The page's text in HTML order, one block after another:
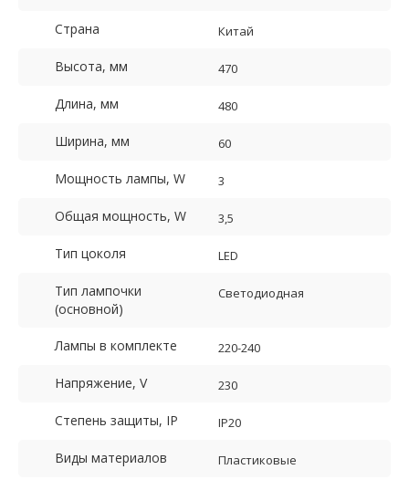
Страна Китай
Высота, мм 470
Длина, мм 480
Ширина, мм 60
Мощность лампы, W 3
Общая мощность, W 3,5
Тип цоколя LED
Тип лампочки
(основной)
Светодиодная
Лампы в комплекте 220-240
Напряжение, V 230
Степень защиты, IP IP20
Виды материалов Пластиковые